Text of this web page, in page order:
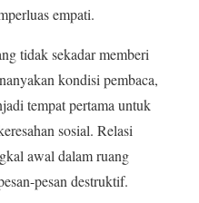
empati.
tidak sekadar memberi
kondisi pembaca,
tempat pertama untuk
sosial. Relasi
awal dalam ruang
pesan destruktif.